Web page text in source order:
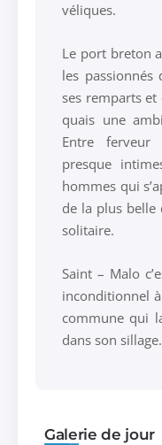
véliques.
Le port breton
les
ses remparts
quais une
Entre ferveur
presque
hommes qui
de la plus belle
solitaire.
Saint – Malo
inconditionnel
commune qui
dans son sillage.
Galerie de jour